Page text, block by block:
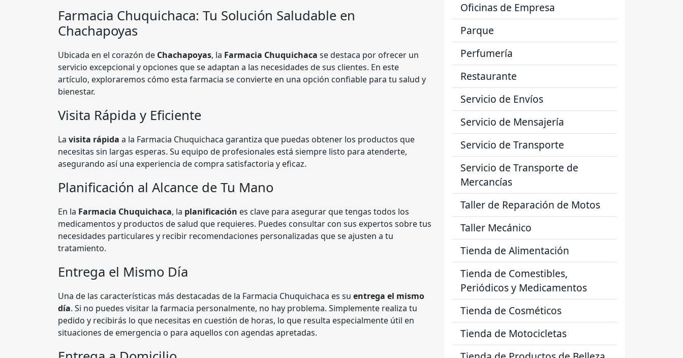
Farmacia Chuquichaca: Tu Solución Saludable en
Chachapoyas
Ubicada en el corazón de Chachapoyas, la Farmacia Chuquichaca se destaca por ofrecer un
servicio excepcional y opciones que se adaptan a las necesidades de sus clientes. En este
artículo, exploraremos cómo esta farmacia se convierte en una opción confiable para tu salud y
bienestar.
Visita Rápida y Eficiente
La visita rápida a la Farmacia Chuquichaca garantiza que puedas obtener los productos que
necesitas sin largas esperas. Su equipo de profesionales está siempre listo para atenderte,
asegurando así una experiencia de compra satisfactoria y eficaz.
Planificación al Alcance de Tu Mano
En la Farmacia Chuquichaca, la planificación es clave para asegurar que tengas todos los
medicamentos y productos de salud que requieres. Puedes consultar con sus expertos sobre tus
necesidades particulares y recibir recomendaciones personalizadas que se ajusten a tu
tratamiento.
Entrega el Mismo Día
Una de las características más destacadas de la Farmacia Chuquichaca es su entrega el mismo
día. Si no puedes visitar la farmacia personalmente, no hay problema. Simplemente realiza tu
pedido y recibirás lo que necesitas en cuestión de horas, lo que resulta especialmente útil en
situaciones de emergencia o para aquellos con agendas apretadas.
Oficinas de Empresa
Parque
Perfumería
Restaurante
Servicio de Envíos
Servicio de Mensajería
Servicio de Transporte
Servicio de Transporte de
Mercancías
Taller de Reparación de Motos
Taller Mecánico
Tienda de Alimentación
Tienda de Comestibles,
Periódicos y Medicamentos
Tienda de Cosméticos
Tienda de Motocicletas